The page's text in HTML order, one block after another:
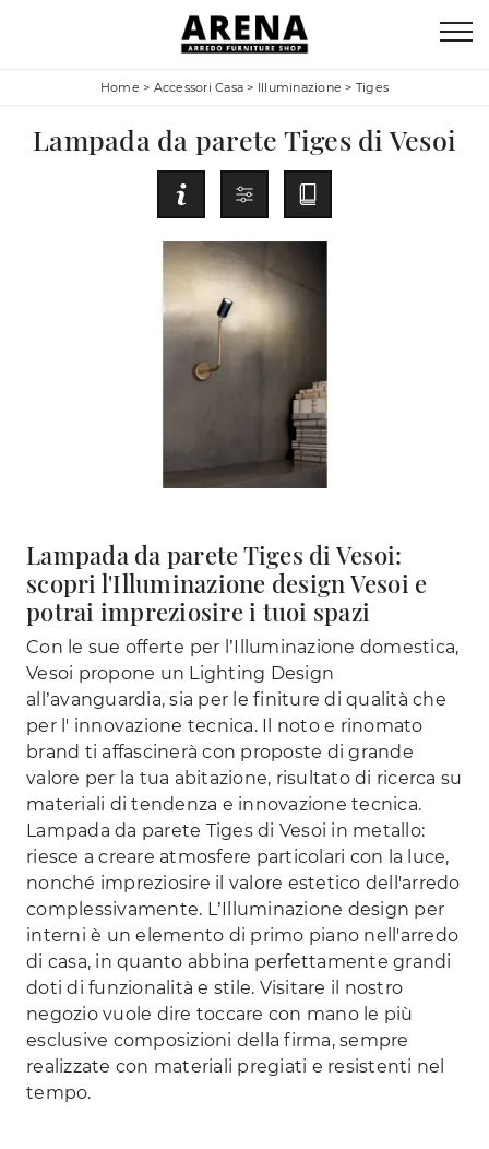
Home > Accessori Casa > Illuminazione > Tiges
Lampada da parete Tiges di Vesoi
Lampada da parete Tiges di Vesoi:
scopri l'Illuminazione design Vesoi e
potrai impreziosire i tuoi spazi
Con le sue offerte per l’Illuminazione domestica,
Vesoi propone un Lighting Design
all’avanguardia, sia per le finiture di qualità che
per l' innovazione tecnica. Il noto e rinomato
brand ti affascinerà con proposte di grande
valore per la tua abitazione, risultato di ricerca su
materiali di tendenza e innovazione tecnica.
Lampada da parete Tiges di Vesoi in metallo:
riesce a creare atmosfere particolari con la luce,
nonché impreziosire il valore estetico dell'arredo
complessivamente. L’Illuminazione design per
interni è un elemento di primo piano nell'arredo
di casa, in quanto abbina perfettamente grandi
doti di funzionalità e stile. Visitare il nostro
negozio vuole dire toccare con mano le più
esclusive composizioni della firma, sempre
realizzate con materiali pregiati e resistenti nel
tempo.